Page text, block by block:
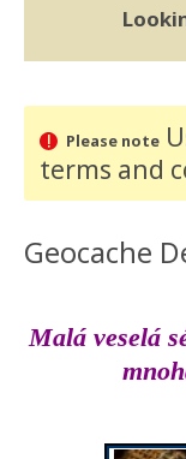
Please note
terms and
Geocache
Malá veselá